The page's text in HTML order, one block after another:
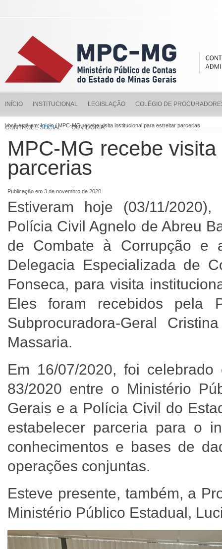
INÍCIO INSTITUCIONAL LEGISLAÇÃO COLÉGIO DE
CONTROLE SOCIAL OUVIDORIA
Você está em:Início/ MPC-MG recebe visita institucional para estreitar parcerias
MPC-MG recebe
parcerias
Publicação em 3 de novembro de 2020
Estiveram hoje (03/11/
Polícia Civil Agnelo de Abreu
de Combate à Corrupção e
Delegacia Especializada de
Fonseca, para visita
Eles foram recebidos pela
Subprocuradora-Geral
Massaria.
Em 16/07/2020, foi
83/2020 entre o Ministério
Gerais e a Polícia Civil do
estabelecer parceria para o
conhecimentos e bases de
operações conjuntas.
Esteve presente, também, a
Ministério Público Estadual,